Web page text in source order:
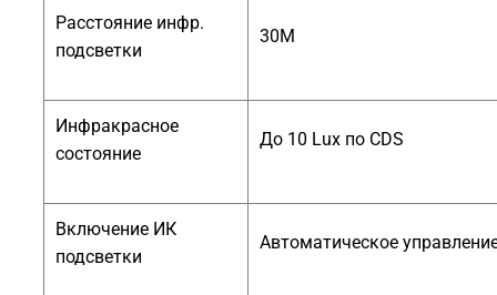
Расстояние инфр.
подсветки
30M
Инфракрасное
состояние
До 10 Lux по CDS
Включение ИК
подсветки
Автоматическое